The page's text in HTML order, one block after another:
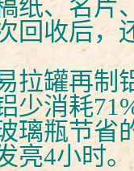
纸、名片
回收后，
罐再制
少消耗
璃瓶节省
亮4小时。